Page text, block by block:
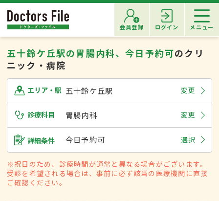
会員登録 ログイン メニュー
五十鈴ケ丘駅の胃腸内科、今日予約可のクリ
ニック・病院
エリア・駅 五十鈴ケ丘駅 変更
診療科目 胃腸内科 変更
詳細条件 今日予約可 選択
※祝日のため、診療時間が通常と異なる場合がございます。
受診を希望される場合は、事前に必ず該当の医療機関に直接
ご確認ください。